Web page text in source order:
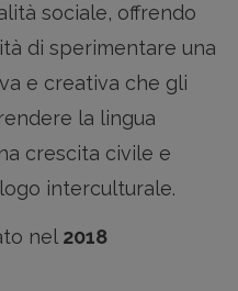
sociale, offrendo
di sperimentare una
e creativa che gli
la lingua
crescita civile e
interculturale.
nel 2018